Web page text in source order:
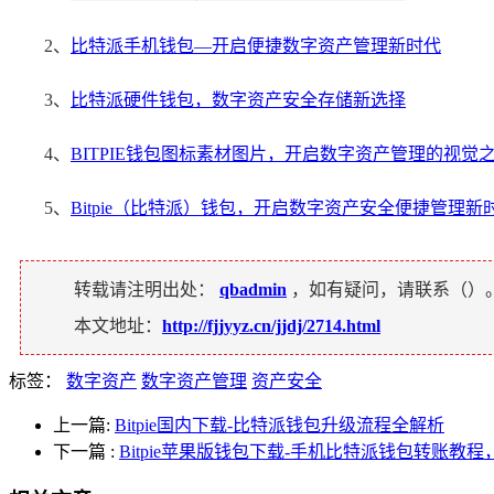
2、 比特派手机钱包—开启便捷数字资产管理新时代
3、 比特派硬件钱包，数字资产安全存储新选择
4、 BITPIE钱包图标素材图片，开启数字资产管理的视觉之
5、 Bitpie（比特派）钱包，开启数字资产安全便捷管理新
转载请注明出处： qbadmin ，如有疑问，请联系（）。
本文地址： http://fjjyyz.cn/jjdj/2714.html
标签： 数字资产 数字资产管理 资产安全
上一篇: Bitpie国内下载-比特派钱包升级流程全解析
下一篇 : Bitpie苹果版钱包下载-手机比特派钱包转账教程